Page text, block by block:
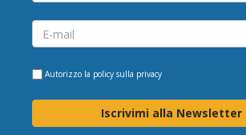
Autorizzo la policy sulla privacy
Iscrivimi alla Newsletter